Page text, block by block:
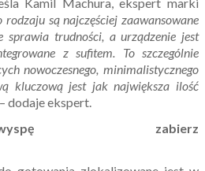
rodzaju są najczęściej zaawansowane
sprawia trudności, a urządzenie jest
z sufitem. To szczególnie
nowoczesnego, minimalistycznego
kluczową jest jak największa ilość
– dodaje ekspert.
zabierz